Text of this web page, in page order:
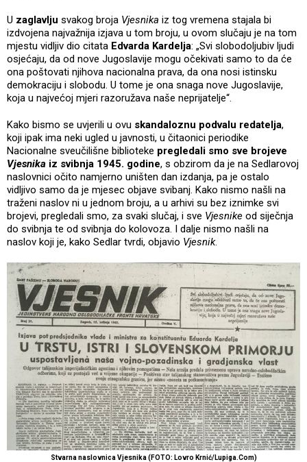
U zaglavlju svakog broja Vjesnika iz tog vremena stajala bi
izdvojena najvažnija izjava u tom broju, u ovom slučaju je na tom
mjestu vidljiv dio citata Edvarda Kardelja: „Svi slobodoljubiv ljudi
osjećaju, da od nove Jugoslavije mogu očekivati samo to da će
ona poštovati njihova nacionalna prava, da ona nosi istinsku
demokraciju i slobodu. U tome je ona snaga nove Jugoslavije,
koja u najvećoj mjeri razoružava naše neprijatelje“.
Kako bismo se uvjerili u ovu skandaloznu podvalu redatelja,
koji ipak ima neki ugled u javnosti, u čitaonici periodike
Nacionalne sveučilišne biblioteke pregledali smo sve brojeve
Vjesnika iz svibnja 1945. godine, s obzirom da je na Sedlarovoj
naslovnici očito namjerno uništen dan izdanja, pa je ostalo
vidljivo samo da je mjesec objave svibanj. Kako nismo našli na
traženi naslov ni u jednom broju, a u arhivi su bez iznimke svi
brojevi, pregledali smo, za svaki slučaj, i sve Vjesnike od siječnja
do svibnja te od svibnja do kolovoza. I dalje nismo našli na
naslov koji je, kako Sedlar tvrdi, objavio Vjesnik.
Stvarna naslovnica Vjesnika (FOTO: Lovro Krnić/Lupiga.Com)